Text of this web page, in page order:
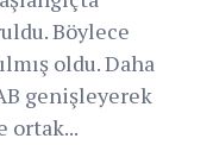
Böylece
oldu. Daha
genişleyerek
ortak...